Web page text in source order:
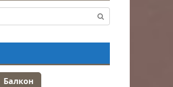
Балкон